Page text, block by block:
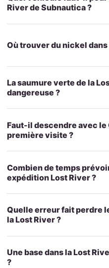
River de Subnautica ?
Où trouver du nickel dans
La saumure verte de la
dangereuse ?
Faut-il descendre avec le
première visite ?
Combien de temps
expédition Lost River ?
Quelle erreur fait perdre
la Lost River ?
Une base dans la Lost
?